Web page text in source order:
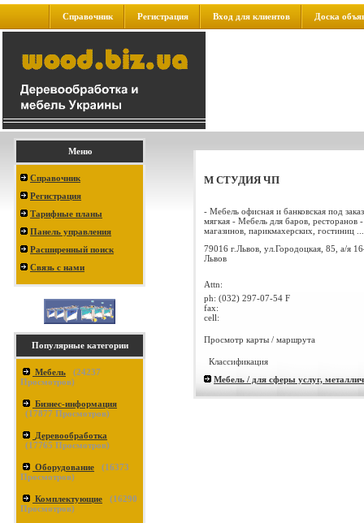
Справочник Регистрация Вход для клиентов Доска
Меню
Справочник
Регистрация
Тарифные планы
Панель управления
Расширенный поиск
Связь с нами
Популярные категории
Мебель (24237
Просмотров)
Бизнес-информация
(17877 Просмотров)
Деревообработка
(17765 Просмотров)
Оборудование (16373
Просмотров)
Комплектующие (16290
Просмотров)
М СТУДИЯ ЧП
- Мебель офисная и банковская под
мягкая - Мебель для баров, ресторанов
магазинов, парикмахерских, гостиниц ...
79016 г.Львов, ул.Городоцкая, 85, а/я
Львов
Attn:
ph: (032) 297-07-54 F
fax:
cell:
Просмотр карты / маршрута
Классификация
Мебель / для сферы услуг,